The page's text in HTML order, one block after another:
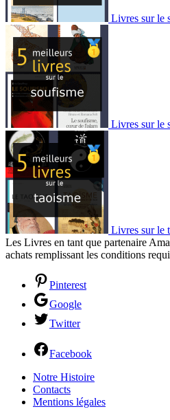
Livres sur le
Livres sur le
Livres sur le
Les Livres en tant que partenaire
achats remplissant les conditions
Pinterest
Google
Twitter
Facebook
Notre Histoire
Contacts
Mentions légales